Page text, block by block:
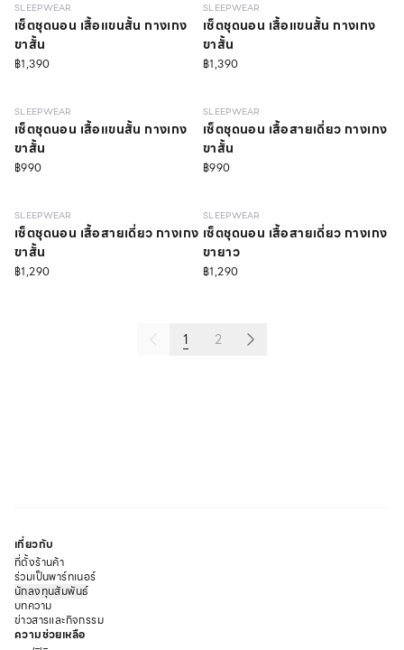
SLEEPWEAR
เซ็ตชุดนอน เสื้อแขนสั้น กางเกง
ขาสั้น
฿1,390
SLEEPWEAR
เซ็ตชุดนอน เสื้อแขนสั้น กางเกง
ขาสั้น
฿1,390
SLEEPWEAR
เซ็ตชุดนอน เสื้อแขนสั้น กางเกง
ขาสั้น
฿990
SLEEPWEAR
เซ็ตชุดนอน เสื้อสายเดี่ยว กางเกง
ขาสั้น
฿990
วัสดุรีไซเคิล
SLEEPWEAR
เซ็ตชุดนอน เสื้อสายเดี่ยว กางเกง
ขาสั้น
฿1,290
วัสดุรีไซเคิล
SLEEPWEAR
เซ็ตชุดนอน เสื้อสายเดี่ยว กางเกง
ขายาว
฿1,290
1 2
เกี่ยวกับ
ที่ตั้งร้านค้า
ร่วมเป็นพาร์ทเนอร์
นักลงทุนสัมพันธ์
บทความ
ข่าวสารและกิจกรรม
ความช่วยเหลือ